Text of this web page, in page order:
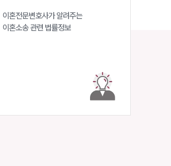
이혼전문변호사가 알려주는
이혼소송 관련 법률정보